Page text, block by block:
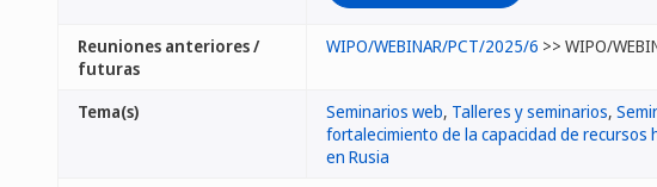
Reuniones anteriores /
futuras
WIPO/WEBINAR/PCT/2025/6 >> WIPO/
Tema(s) Seminarios web, Talleres y seminarios,
fortalecimiento de la capacidad de recursos
en Rusia